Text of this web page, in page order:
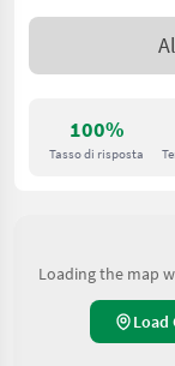
100%
Tasso di risposta
Loading the map
Load